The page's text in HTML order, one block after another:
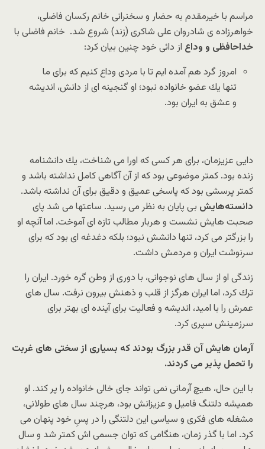
مراسم با خیرمقدم به حضار و سخنرانی خانم رکسان فاضلی،
خواهرزاده ی شادروان علی شاکری (زند) شروع شد. خانم فاضلی با
خداحافظی و وداع از دائی خود چنین بیان کرد:
امروز گرد هم آمده ایم تا با مردى وداع كنیم كه براى ما
تنها یك عضو خانواده نبود؛ او گنجینه اى از دانش، اندیشه
و عشق به ایران بود.
دایى عزیزمان، براى هر كسى كه اورا مى شناخت، یك دانشنامه
زنده بود. كمتر موضوعى بود كه از آن آگاهى كامل نداشته باشد و
كمتر پرسشى بود كه پاسخى عمیق و دقیق براى آن نداشته باشد.
دانسته‌هایش بى پایان به نظر مى رسید. ساعتها مى شد پاى
صحبت هایش نشست و هربار مطالب تازه اى آموخت. اما آنچه او
را بزرگتر مى كرد، تنها دانشش نبود؛ بلكه دغدغه اى بود كه براى
سرنوشت ایران و مردمش داشت.
زندگى او از سال هاى نوجوانی، با دورى از وطن گره خورد. ایران را
ترك كرد، اما ایران هرگز از قلب و ذهنش بیرون نرفت. سال هاى
عمرش را با امید، اندیشه و فعالیت براى آینده اى بهتر براى
سرزمینش سپرى كرد.
آرمان هایش آن قدر بزرگ بودند كه بسیارى از سختى هاى غربت
را تحمل پذیر مى كردند.
با این حال، هیچ آرمانى نمى تواند جاى خالى خانواده را پر كند. او
همیشه دلتنگ فامیل و عزیزانش بود، هرچند سال هاى طولانى،
مشغله هاى فكرى و سیاسى این دلتنگى را در پسِ خود پنهان مى
كرد. اما با گذر زمان، هنگامى كه توان جسمى اش كمتر شد و سال